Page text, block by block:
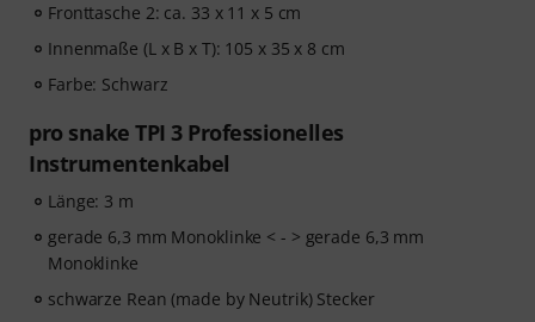
Fronttasche 2: ca. 33 x 11 x 5 cm
Innenmaße (L x B x T): 105 x 35 x 8 cm
Farbe: Schwarz
pro snake TPI 3 Professionelles
Instrumentenkabel
Länge: 3 m
gerade 6,3 mm Monoklinke < - > gerade 6,3 mm
Monoklinke
schwarze Rean (made by Neutrik) Stecker